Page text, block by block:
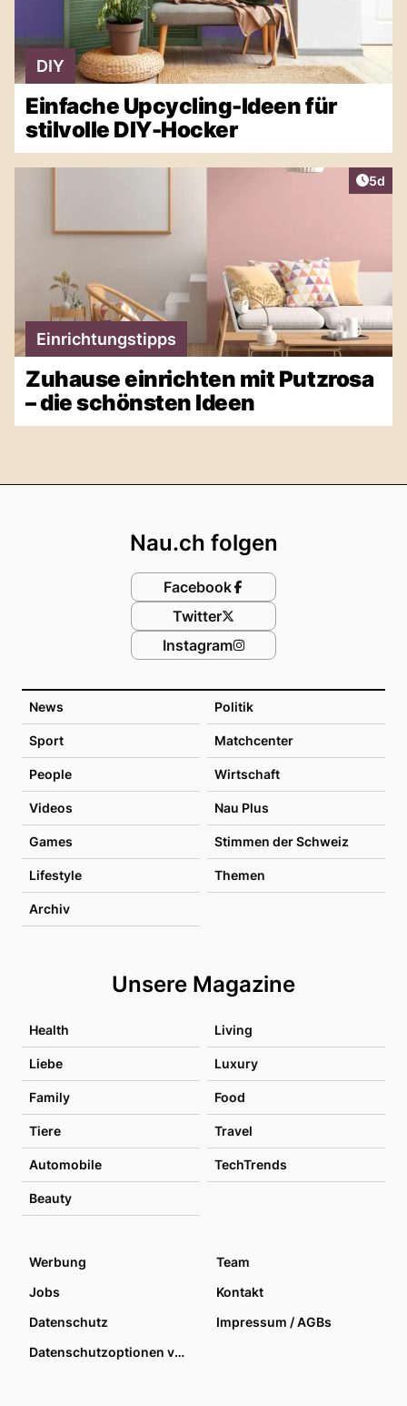
DIY
Einfache Upcycling-Ideen für
stilvolle DIY-Hocker
5d
Einrichtungstipps
Zuhause einrichten mit Putzrosa
– die schönsten Ideen
News Politik
Sport Matchcenter
People Wirtschaft
Videos Nau Plus
Games Stimmen der Schweiz
Lifestyle Themen
Archiv
Unsere Magazine
Health Living
Liebe Luxury
Family Food
Tiere Travel
Automobile TechTrends
Beauty
Nau.ch folgen
Facebook
Twitter
Instagram
Werbung
Team
Jobs
Kontakt
Datenschutz
Impressum / AGBs
Datenschutzoptionen verwalten